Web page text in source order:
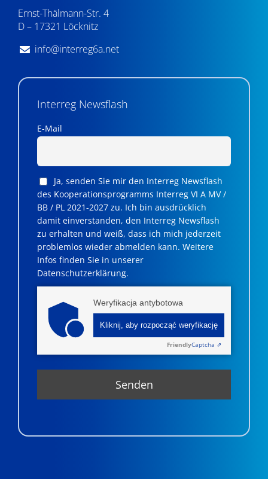
Ernst-Thälmann-Str. 4
D – 17321 Löcknitz
info@interreg6a.net
Interreg Newsflash
E-Mail
Ja, senden Sie mir den Interreg Newsflash
des Kooperationsprogramms Interreg VI A MV /
BB / PL 2021-2027 zu. Ich bin ausdrücklich
damit einverstanden, den Interreg Newsflash
zu erhalten und weiß, dass ich mich jederzeit
problemlos wieder abmelden kann. Weitere
Infos finden Sie in unserer
Datenschutzerklärung.
Weryfikacja antybotowa
Kliknij, aby rozpocząć weryfikację
FriendlyCaptcha ⇗